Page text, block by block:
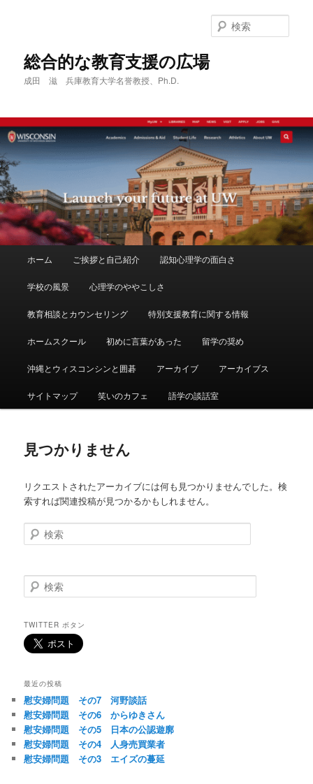
へ
移
動
移
動
総合的な教育支援の広場
成田 滋 兵庫教育大学名誉教授、Ph.D.
索
ホーム ご挨拶と自己紹介 認知心理学の面白さ
学校の風景 心理学のややこしさ
教育相談とカウンセリング 特別支援教育に関する情報
ホームスクール 初めに言葉があった 留学の奨め
沖縄とウィスコンシンと囲碁 アーカイブ アーカイブス
サイトマップ 笑いのカフェ 語学の談話室
見つかりません
リクエストされたアーカイブには何も見つかりませんでした。検
索すれば関連投稿が見つかるかもしれません。
検
索
検
索
TWITTER ボタン
最近の投稿
慰安婦問題 その7 河野談話
慰安婦問題 その6 からゆきさん
慰安婦問題 その5 日本の公認遊廓
慰安婦問題 その4 人身売買業者
慰安婦問題 その3 エイズの蔓延